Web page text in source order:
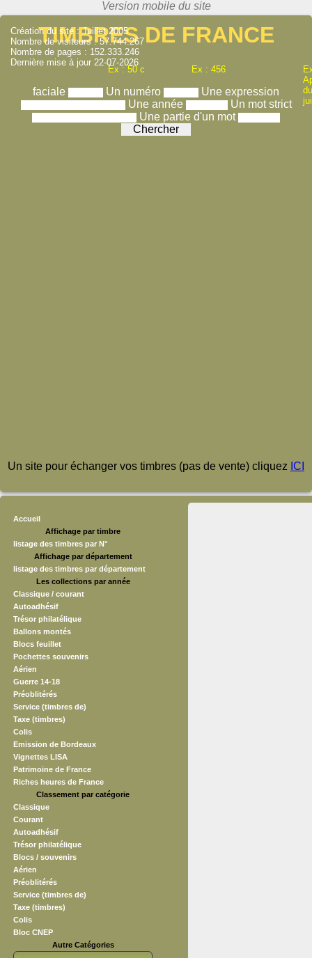
TIMBRES DE FRANCE
Ex : 50 c Ex : 456
faciale Un numéro
Une expression
Une année
Un mot strict
Une partie d'un mot
Création du site : Juillet 2005
Nombre de visiteurs : 57.744.267
Nombre de pages : 152.333.246
Dernière mise à jour 22-07-2026
Un site pour échanger vos timbres (pas de vente) cliquez ICI
Accueil
Affichage par timbre
listage des timbres par N°
Affichage par département
listage des timbres par département
Les collections par année
Classique / courant
Autoadhésif
Trésor philatélique
Ballons montés
Blocs feuillet
Pochettes souvenirs
Aérien
Guerre 14-18
Préoblitérés
Service (timbres de)
Taxe (timbres)
Colis
Emission de Bordeaux
Vignettes LISA
Patrimoine de France
Riches heures de France
Classement par catégorie
Classique
Courant
Autoadhésif
Trésor philatélique
Blocs / souvenirs
Aérien
Préoblitérés
Service (timbres de)
Taxe (timbres)
Colis
Bloc CNEP
Autre Catégories